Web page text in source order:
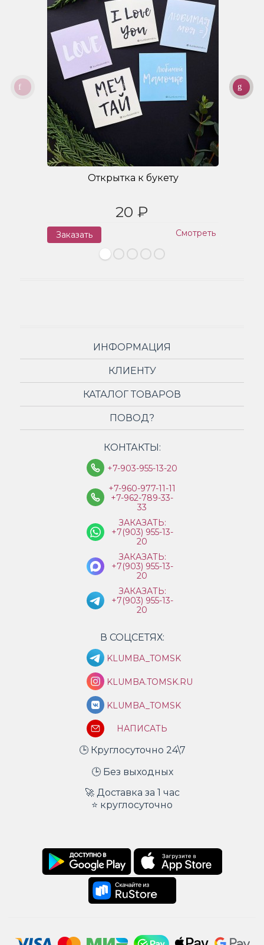
Открытка к букету
20 ₽
Заказать Смотреть
ИНФОРМАЦИЯ
КЛИЕНТУ
КАТАЛОГ ТОВАРОВ
ПОВОД?
КОНТАКТЫ:
+7-903-955-13-20
+7-960-977-11-11
+7-962-789-33-
33
ЗАКАЗАТЬ:
+7(903) 955-13-
20
ЗАКАЗАТЬ:
+7(903) 955-13-
20
ЗАКАЗАТЬ:
+7(903) 955-13-
20
В СОЦСЕТЯХ:
KLUMBA_TOMSK
KLUMBA.TOMSK.RU
KLUMBA_TOMSK
НАПИСАТЬ
🕒 Круглосуточно 24\7
🕒 Без выходных
🚀 Доставка за 1 час
⭐ круглосуточно